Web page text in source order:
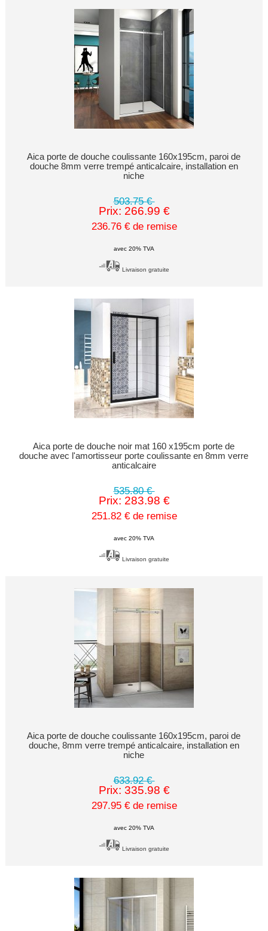
Aica porte de douche coulissante 160x195cm, paroi de
douche 8mm verre trempé anticalcaire, installation en
niche
503.75 €
Prix: 266.99 €
236.76 € de remise
avec 20% TVA
Livraison gratuite
Aica porte de douche noir mat 160 x195cm porte de
douche avec l'amortisseur porte coulissante en 8mm verre
anticalcaire
535.80 €
Prix: 283.98 €
251.82 € de remise
avec 20% TVA
Livraison gratuite
Aica porte de douche coulissante 160x195cm, paroi de
douche, 8mm verre trempé anticalcaire, installation en
niche
633.92 €
Prix: 335.98 €
297.95 € de remise
avec 20% TVA
Livraison gratuite